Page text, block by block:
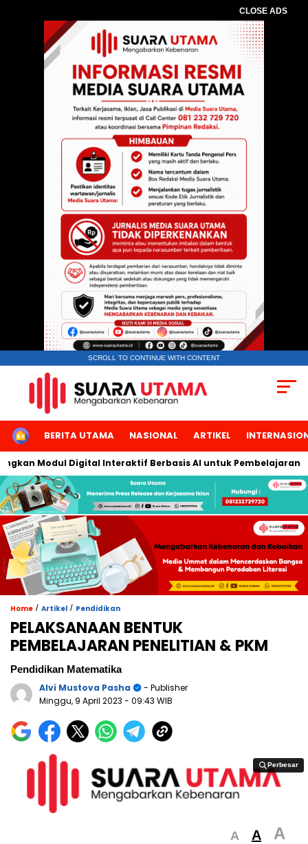
CLOSE ADS
SCROLL TO CONTINUE WITH CONTENT
HOMEBERITA UTAMA NASIONAL ARTIKEL
Modul Digital Interaktif Berbasis AI untuk Pembelajaran
Home / Artikel / Pendidikan
PELAKSANAAN BENTUK
PEMBELAJARAN PENELITIAN & PKM
Pendidikan Matematika
Alvi Mustova Pasha
- Publisher
Minggu, 9 April 2023 - 09:43 WIB
Perbesar
Perbesar
A A A